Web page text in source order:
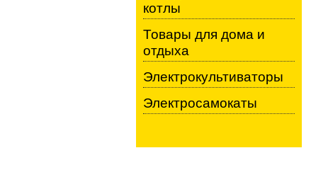
котлы
Товары для дома и
отдыха
Электрокультиваторы
Электросамокаты